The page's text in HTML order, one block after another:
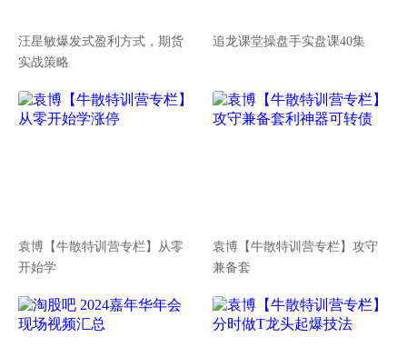
汪星敏爆发式盈利方式，期货
实战策略
追龙课堂操盘手实盘课40集
袁博【牛散特训营专栏】从零
开始学
袁博【牛散特训营专栏】攻守
兼备套